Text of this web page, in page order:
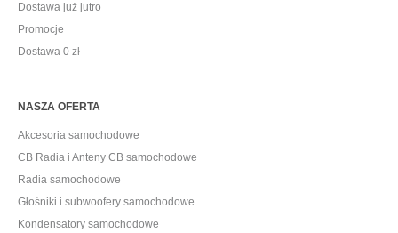
Dostawa już jutro
Promocje
Dostawa 0 zł
NASZA OFERTA
Akcesoria samochodowe
CB Radia i Anteny CB samochodowe
Radia samochodowe
Głośniki i subwoofery samochodowe
Kondensatory samochodowe